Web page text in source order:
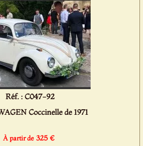
Réf. : C047-92
Coccinelle de 1971
À partir de 325 €